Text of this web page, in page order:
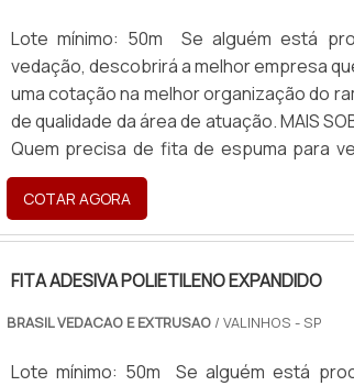
Lote mínimo: 50m Se alguém está
vedação, descobrirá a melhor empresa
uma cotação na melhor organização do
de qualidade da área de atuação. MAIS
Quem precisa de fita de espuma para
consegue encontrar o site da Brasil
fa...
COTAR AGORA
FITA ADESIVA POLIETILENO EXPANDIDO
BRASIL VEDACAO E EXTRUSAO / VALINHOS - SP
Lote mínimo: 50m Se alguém está